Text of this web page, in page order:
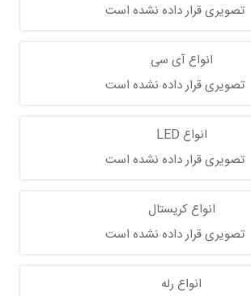
انواع آی سی
انواع LED
انواع کریستال
انواع رله